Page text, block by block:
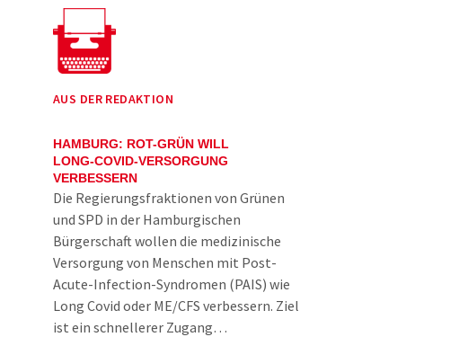
AUS DER REDAKTION
HAMBURG: ROT-GRÜN WILL
LONG-COVID-VERSORGUNG
VERBESSERN
Die Regierungsfraktionen von Grünen
und SPD in der Hamburgischen
Bürgerschaft wollen die medizinische
Versorgung von Menschen mit Post-
Acute-Infection-Syndromen (PAIS) wie
Long Covid oder ME/CFS verbessern. Ziel
ist ein schnellerer Zugang…